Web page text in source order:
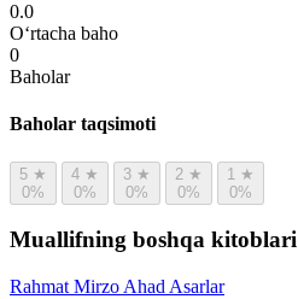
0.0
O‘rtacha baho
0
Baholar
Baholar taqsimoti
5 ★
0%
4 ★
0%
3 ★
0%
2 ★
0%
1 ★
0%
Muallifning boshqa kitoblari
Rahmat Mirzo Ahad Asarlar